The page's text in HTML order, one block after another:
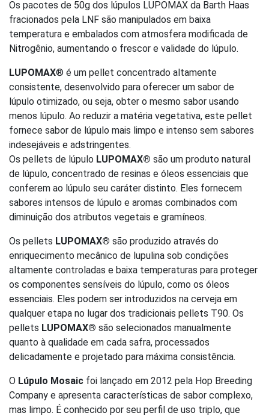
Os pacotes de 50g dos lúpulos LUPOMAX da Barth Haas
fracionados pela LNF são manipulados em baixa
temperatura e embalados com atmosfera modificada de
Nitrogênio, aumentando o frescor e validade do lúpulo.
LUPOMAX® é um pellet concentrado altamente
consistente, desenvolvido para oferecer um sabor de
lúpulo otimizado, ou seja, obter o mesmo sabor usando
menos lúpulo. Ao reduzir a matéria vegetativa, este pellet
fornece sabor de lúpulo mais limpo e intenso sem sabores
indesejáveis e adstringentes.
Os pellets de lúpulo LUPOMAX® são um produto natural
de lúpulo, concentrado de resinas e óleos essenciais que
conferem ao lúpulo seu caráter distinto. Eles fornecem
sabores intensos de lúpulo e aromas combinados com
diminuição dos atributos vegetais e gramíneos.
Os pellets LUPOMAX® são produzido através do
enriquecimento mecânico de lupulina sob condições
altamente controladas e baixa temperaturas para proteger
os componentes sensíveis do lúpulo, como os óleos
essenciais. Eles podem ser introduzidos na cerveja em
qualquer etapa no lugar dos tradicionais pellets T90. Os
pellets LUPOMAX® são selecionados manualmente
quanto à qualidade em cada safra, processados ​​
delicadamente e projetado para máxima consistência.
O Lúpulo Mosaic foi lançado em 2012 pela Hop Breeding
Company e apresenta características de sabor complexo,
mas limpo. É conhecido por seu perfil de uso triplo, que